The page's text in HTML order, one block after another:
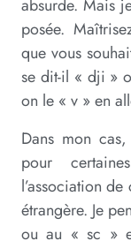
absurde. Mais
posée.
que vous
se dit-il « dji »
on le « v » en
Dans mon
pour
l’association
étrangère. Je
ou au « sc »